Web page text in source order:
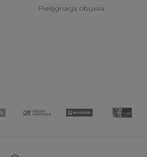
Pielęgnacja obuwia